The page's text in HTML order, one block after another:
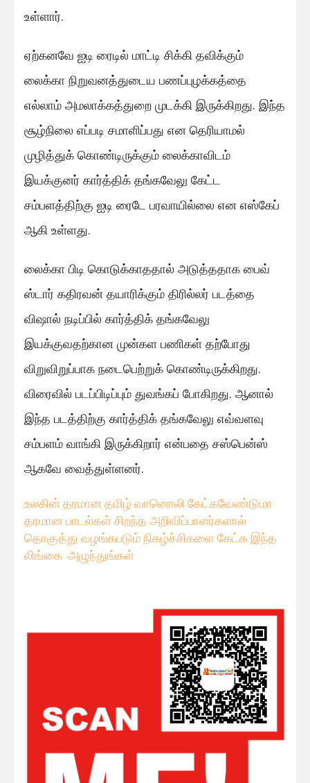
உள்ளார்.
ஏற்கனவே ஐடி ரைடில் மாட்டி சிக்கி தவிக்கும்
லைக்கா நிறுவனத்துடைய பணப்புழக்கத்தை
எல்லாம் அமலாக்கத்துறை முடக்கி இருக்கிறது. இந்த
சூழ்நிலை எப்படி சமாளிப்பது என தெரியாமல்
முழித்துக் கொண்டிருக்கும் லைக்காவிடம்
இயக்குனர் கார்த்திக் தங்கவேலு கேட்ட
சம்பளத்திற்கு ஐடி ரைடே பரவாயில்லை என எஸ்கேப்
ஆகி உள்ளது.
லைக்கா பிடி கொடுக்காததால் அடுத்ததாக பைவ்
ஸ்டார் கதிரவன் தயாரிக்கும் திரில்லர் படத்தை
விஷால் நடிப்பில் கார்த்திக் தங்கவேலு
இயக்குவதற்கான முன்கள பணிகள் தற்போது
விறுவிறுப்பாக நடைபெற்றுக் கொண்டிருக்கிறது.
விரைவில் படப்பிடிப்பும் துவங்கப் போகிறது. ஆனால்
இந்த படத்திற்கு கார்த்திக் தங்கவேலு எவ்வளவு
சம்பளம் வாங்கி இருக்கிறார் என்பதை சஸ்பென்ஸ்
ஆகவே வைத்துள்ளனர்.
உலகின் தரமான தமிழ் வானொலி கேட்கவேண்டுமா
தரமான பாடல்கள் சிறந்த அறிவிப்பாளர்களால்
தொகுத்து வழங்கபடும் நிகழ்ச்சிகளை கேட்க இந்த
லிங்கை அழுந்துங்கள்